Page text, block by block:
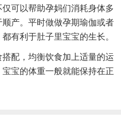
可以帮助孕妈们消耗身体多
产。平时做做孕期瑜伽或者
有利于肚子里宝宝的生长。
配，均衡饮食加上适量的运
宝的体重一般就能保持在正